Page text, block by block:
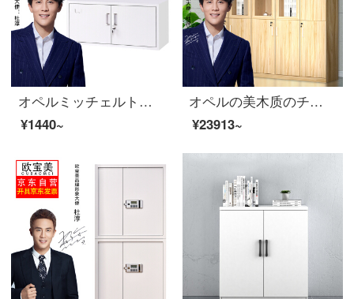
オペルミッチェルトオフィスコンボキャビネットキャビネットのキャビネットは5つのシングルキャビネットに分かれています。
¥1440~
オペルの美木质のチェーストの书类棚の床につく式の资料の箱の棚の板式の书棚の现代の简约の金の5つの书棚の2000*400*2000
¥23913~